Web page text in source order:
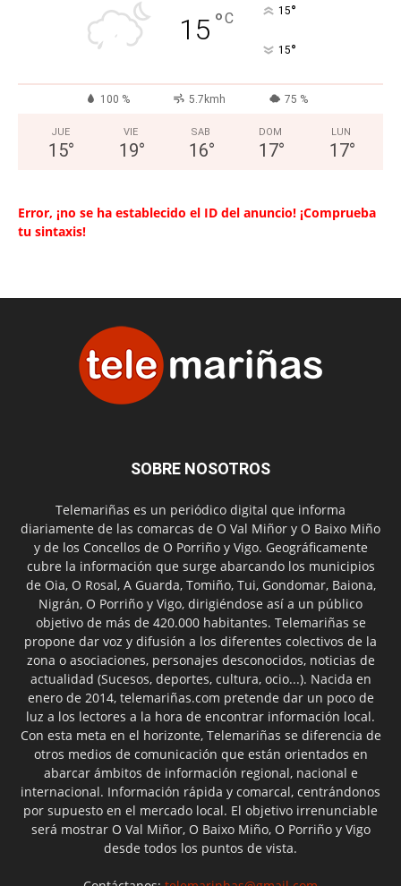
15 °C 15°
15°
100 % 5.7kmh 75 %
JUE
15°
VIE
19°
SAB
16°
DOM
17°
LUN
17°
Error, ¡no se ha establecido el ID del anuncio! ¡Comprueba
tu sintaxis!
SOBRE NOSOTROS
Telemariñas es un periódico digital que informa
diariamente de las comarcas de O Val Miñor y O Baixo Miño
y de los Concellos de O Porriño y Vigo. Geográficamente
cubre la información que surge abarcando los municipios
de Oia, O Rosal, A Guarda, Tomiño, Tui, Gondomar, Baiona,
Nigrán, O Porriño y Vigo, dirigiéndose así a un público
objetivo de más de 420.000 habitantes. Telemariñas se
propone dar voz y difusión a los diferentes colectivos de la
zona o asociaciones, personajes desconocidos, noticias de
actualidad (Sucesos, deportes, cultura, ocio...). Nacida en
enero de 2014, telemariñas.com pretende dar un poco de
luz a los lectores a la hora de encontrar información local.
Con esta meta en el horizonte, Telemariñas se diferencia de
otros medios de comunicación que están orientados en
abarcar ámbitos de información regional, nacional e
internacional. Información rápida y comarcal, centrándonos
por supuesto en el mercado local. El objetivo irrenunciable
será mostrar O Val Miñor, O Baixo Miño, O Porriño y Vigo
desde todos los puntos de vista.